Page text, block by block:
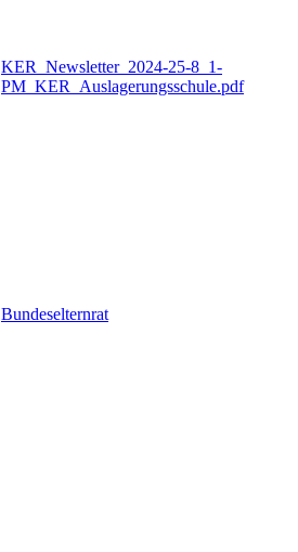
KER_Newsletter_2024-25-8_1-
PM_KER_Auslagerungsschule.pdf
Bundeselternrat